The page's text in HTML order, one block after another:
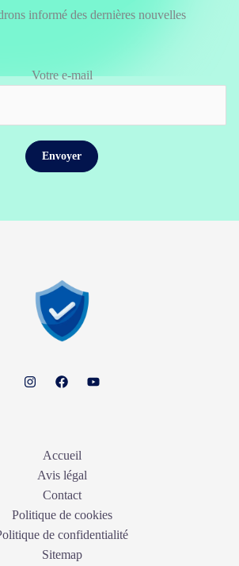
informé des dernières nouvelles
Votre e-mail
Accueil
Avis légal
Contact
Politique de cookies
de confidentialité
Sitemap